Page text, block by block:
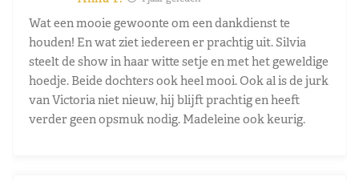
Wat een mooie gewoonte om een dankdienst te
houden! En wat ziet iedereen er prachtig uit. Silvia
steelt de show in haar witte setje en met het geweldige
hoedje. Beide dochters ook heel mooi. Ook al is de jurk
van Victoria niet nieuw, hij blijft prachtig en heeft
verder geen opsmuk nodig. Madeleine ook keurig.